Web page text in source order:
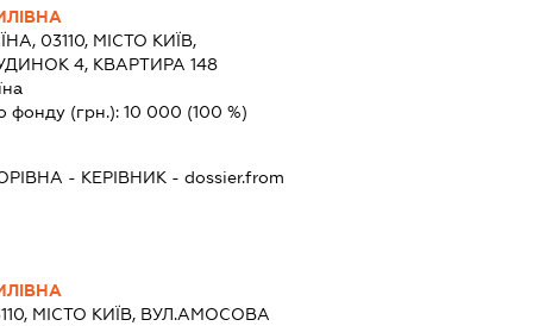
03110, МІСТО КИЇВ,
4, КВАРТИРА 148
фонду (грн.): 10 000 (100 %)
- КЕРІВНИК - dossier.from
МІСТО КИЇВ, ВУЛ.АМОСОВА